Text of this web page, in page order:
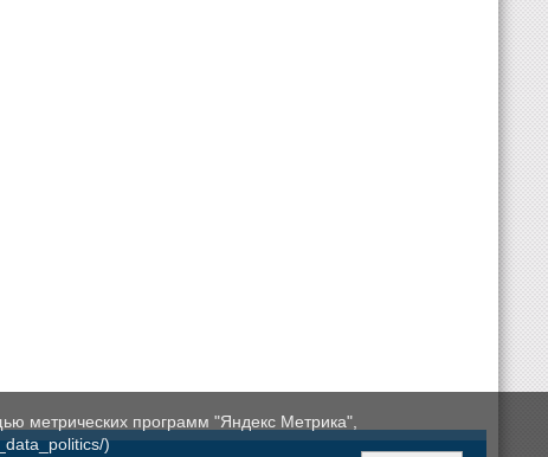
метрических программ "Яндекс Метрика",
)